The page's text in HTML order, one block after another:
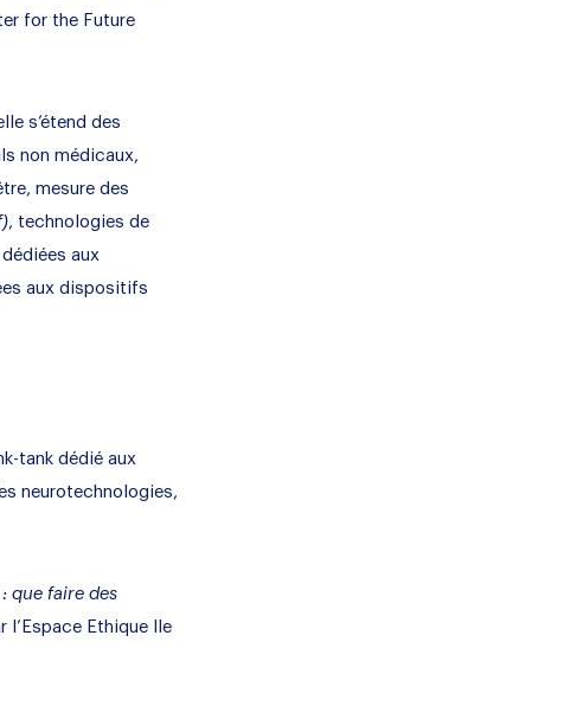
for the Future
s’étend des
non médicaux,
mesure des
, technologies de
aux
aux dispositifs
tank dédié aux
neurotechnologies,
que faire des
l’Espace Ethique Ile